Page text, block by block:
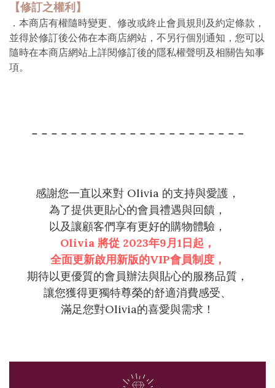
【修訂之權利 】
．本商店有權隨時變更、修改或終止會員規則及約定條款，
並得於修訂後公佈在本商店網站，不另行個別通知，您可以
隨時在本商店網站上詳閱修訂後的隱私權聲明及相關告知事
項。
－－－－－－－－－－－－－－－－－－－－－－
感謝您一直以來對 Olivia 的支持與愛護，
為了提供更貼心的會員禮遇與回饋，
以及讓顧客們享有更好的購物體驗，
Olivia 將從 2023年9月1日起，
全面更新啟用新版的VIP會員制度，
期待以更優質的會員辦法與貼心的服務品質，
讓您獲得更獨特尊榮的舒適消費感受、
滿足您對Olivia的喜愛與需求！